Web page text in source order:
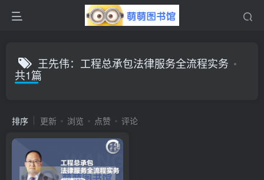
王先伟：工程总承包法律服务全流程实务
共1篇
排序 更新 浏览 点赞 评论